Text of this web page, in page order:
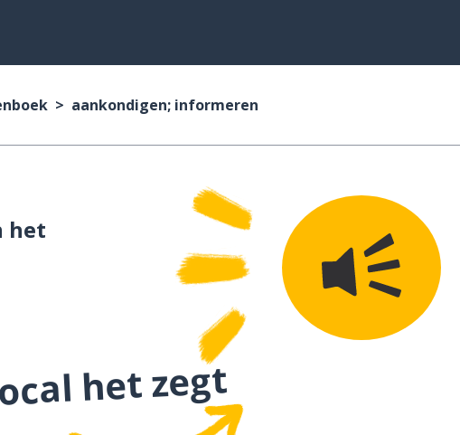
aankondigen; informeren
het
het zegt